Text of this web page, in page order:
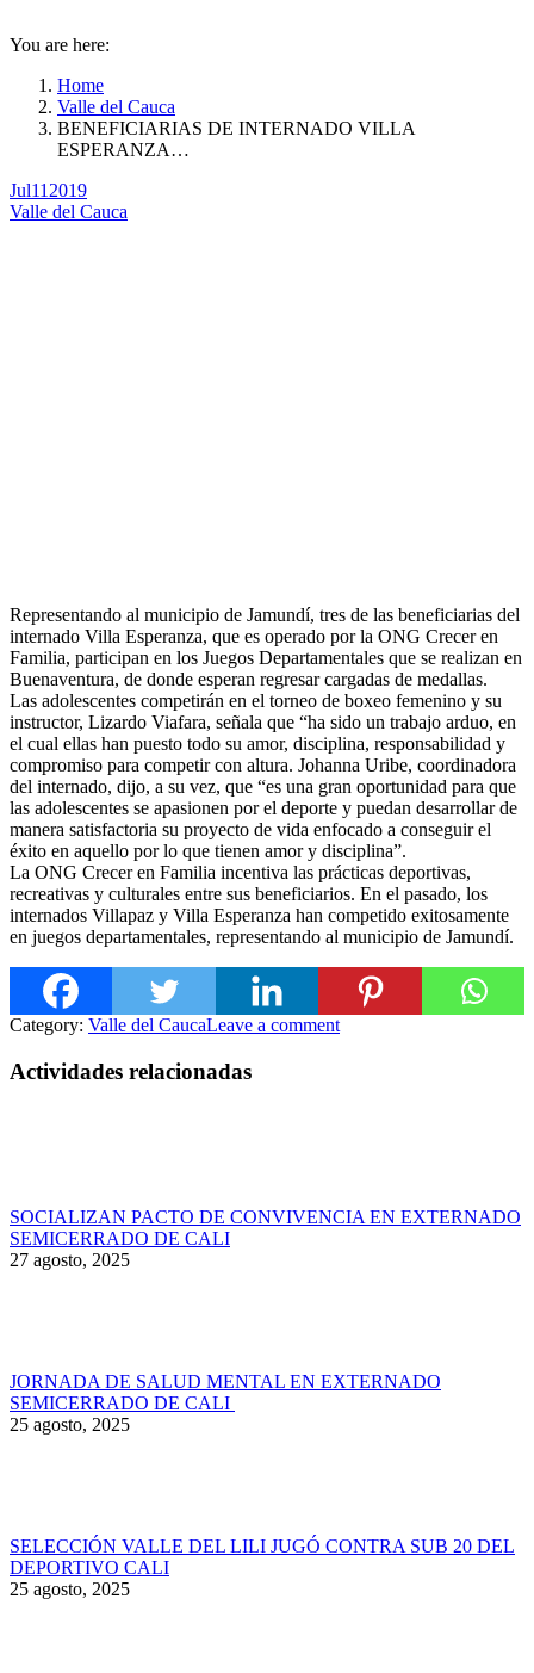
You are here:
Home
Valle del Cauca
BENEFICIARIAS DE INTERNADO VILLA
ESPERANZA…
Jul11 2019
Valle del Cauca
Representando al municipio de Jamundí, tres de las beneficiarias del
internado Villa Esperanza, que es operado por la ONG Crecer en
Familia, participan en los Juegos Departamentales que se realizan en
Buenaventura, de donde esperan regresar cargadas de medallas.
Las adolescentes competirán en el torneo de boxeo femenino y su
instructor, Lizardo Viafara, señala que “ha sido un trabajo arduo, en
el cual ellas han puesto todo su amor, disciplina, responsabilidad y
compromiso para competir con altura. Johanna Uribe, coordinadora
del internado, dijo, a su vez, que “es una gran oportunidad para que
las adolescentes se apasionen por el deporte y puedan desarrollar de
manera satisfactoria su proyecto de vida enfocado a conseguir el
éxito en aquello por lo que tienen amor y disciplina”.
La ONG Crecer en Familia incentiva las prácticas deportivas,
recreativas y culturales entre sus beneficiarios. En el pasado, los
internados Villapaz y Villa Esperanza han competido exitosamente
en juegos departamentales, representando al municipio de Jamundí.
Category: Valle del CaucaLeave a comment
Actividades relacionadas
SOCIALIZAN PACTO DE CONVIVENCIA EN EXTERNADO
SEMICERRADO DE CALI
27 agosto, 2025
JORNADA DE SALUD MENTAL EN EXTERNADO
SEMICERRADO DE CALI
25 agosto, 2025
SELECCIÓN VALLE DEL LILI JUGÓ CONTRA SUB 20 DEL
DEPORTIVO CALI
25 agosto, 2025